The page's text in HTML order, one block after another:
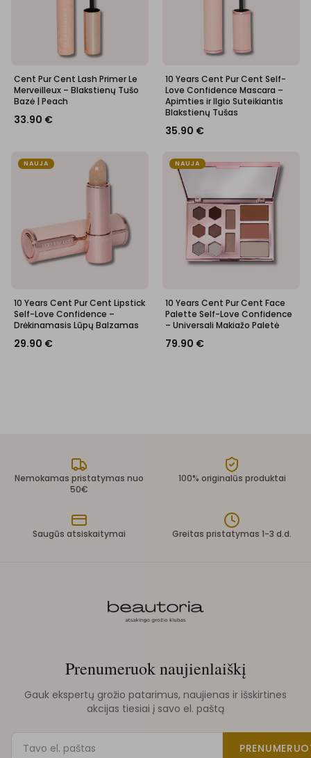
Cent Pur Cent Lash Primer Le
Merveilleux – Blakstienų Tušo
Bazė | Peach
33.90 €
10 Years Cent Pur Cent Self-
Love Confidence Mascara –
Apimties ir Ilgio Suteikiantis
Blakstienų Tušas
35.90 €
NAUJA
10 Years Cent Pur Cent Lipstick
Self-Love Confidence –
Drėkinamasis Lūpų Balzamas
29.90 €
NAUJA
10 Years Cent Pur Cent Face
Palette Self-Love Confidence
– Universali Makiažo Paletė
79.90 €
Nemokamas pristatymas nuo
50€
100% originalūs produktai
Saugūs atsiskaitymai Greitas pristatymas 1-3 d.d.
Prenumeruok naujienlaiškį
Gauk ekspertų grožio patarimus, naujienas ir išskirtines
akcijas tiesiai į savo el. paštą